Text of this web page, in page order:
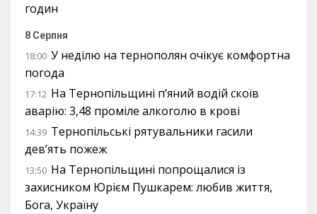
годин
8 Серпня
18:00 У неділю на тернополян очікує комфортна
погода
17:12 На Тернопільщині п’яний водій скоїв
аварію: 3,48 проміле алкоголю в крові
14:39 Тернопільські рятувальники гасили
дев’ять пожеж
13:50 На Тернопільщині попрощалися із
захисником Юрієм Пушкарем: любив життя,
Бога, Україну